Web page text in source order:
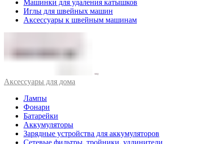
Машинки для удаления катышков
Иглы для швейных машин
Аксессуары к швейным машинам
Аксессуары для дома
Лампы
Фонари
Батарейки
Аккумуляторы
Зарядные устройства для аккумуляторов
Сетевые фильтры, тройники, удлинители